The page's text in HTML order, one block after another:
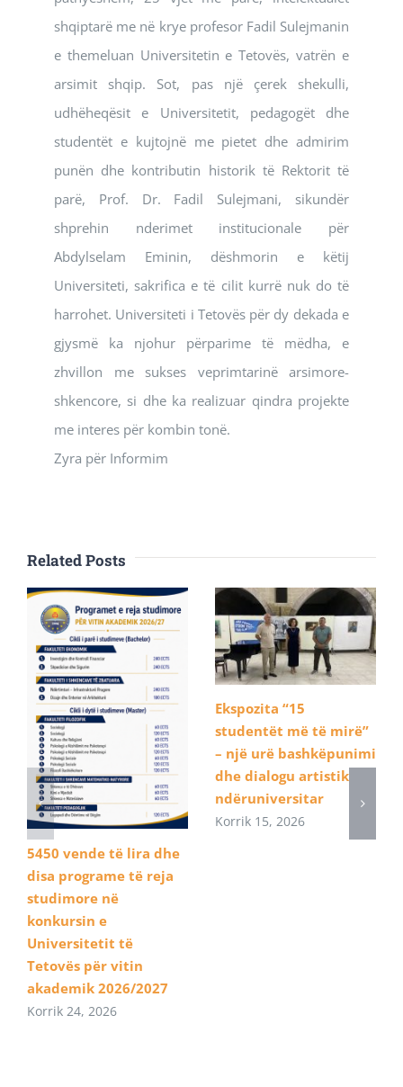
shqiptarë me në krye profesor Fadil Sulejmanin
e themeluan Universitetin e Tetovës, vatrën e
arsimit shqip. Sot, pas një çerek shekulli,
udhëheqësit e Universitetit, pedagogët dhe
studentët e kujtojnë me pietet dhe admirim
punën dhe kontributin historik të Rektorit të
parë, Prof. Dr. Fadil Sulejmani, sikundër
shprehin nderimet institucionale për
Abdylselam Eminin, dëshmorin e këtij
Universiteti, sakrifica e të cilit kurrë nuk do të
harrohet. Universiteti i Tetovës për dy dekada e
gjysmë ka njohur përparime të mëdha, e
zhvillon me sukses veprimtarinë arsimore-
shkencore, si dhe ka realizuar qindra projekte
me interes për kombin tonë.
Zyra për Informim
Related Posts
5450 vende të lira dhe
disa programe të reja
studimore në
konkursin e
Universitetit të
Tetovës për vitin
akademik 2026/2027
Korrik 24, 2026
Ekspozita “15
studentët më të mirë”
– një urë bashkëpunimi
dhe dialogu artistik
ndëruniversitar
Korrik 15, 2026